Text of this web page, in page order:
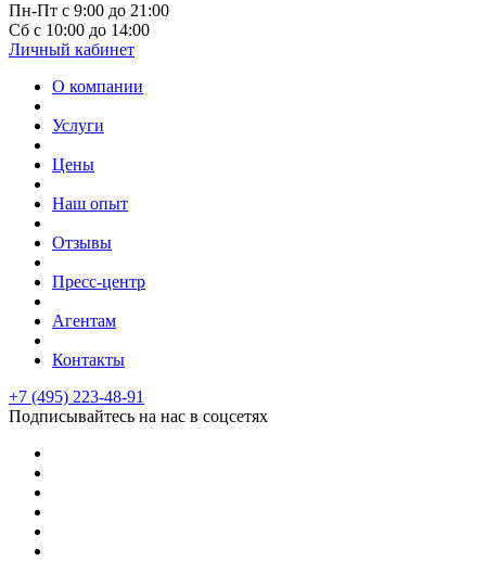
Пн-Пт с 9:00 до 21:00
Сб с 10:00 до 14:00
Личный кабинет
О компании
Услуги
Цены
Наш опыт
Отзывы
Пресс-центр
Агентам
Контакты
+7 (495) 223-48-91
Подписывайтесь на нас в соцсетях